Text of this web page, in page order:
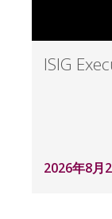
ISIG
2026年8月